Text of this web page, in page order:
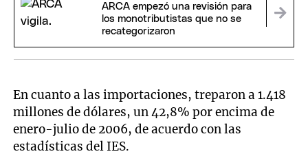
ARCA empezó una revisión para
los monotributistas que no se
recategorizaron
En cuanto a las importaciones, treparon a 1.418
millones de dólares, un 42,8% por encima de
enero-julio de 2006, de acuerdo con las
estadísticas del IES.